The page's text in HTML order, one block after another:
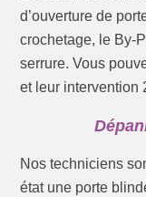
d’ouverture de
crochetage, le By-
serrure. Vous
et leur intervention
Nos techniciens
état une porte